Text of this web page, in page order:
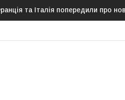
Італія попередили про нову